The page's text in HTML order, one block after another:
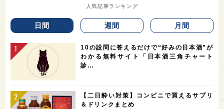
人気記事ランキング
日間 週間 月間
10の設問に答えるだけで“好みの日本酒”が
わかる無料サイト「日本酒三角チャート
診…
【二日酔い対策】コンビニで買えるサプリ
＆ドリンクまとめ